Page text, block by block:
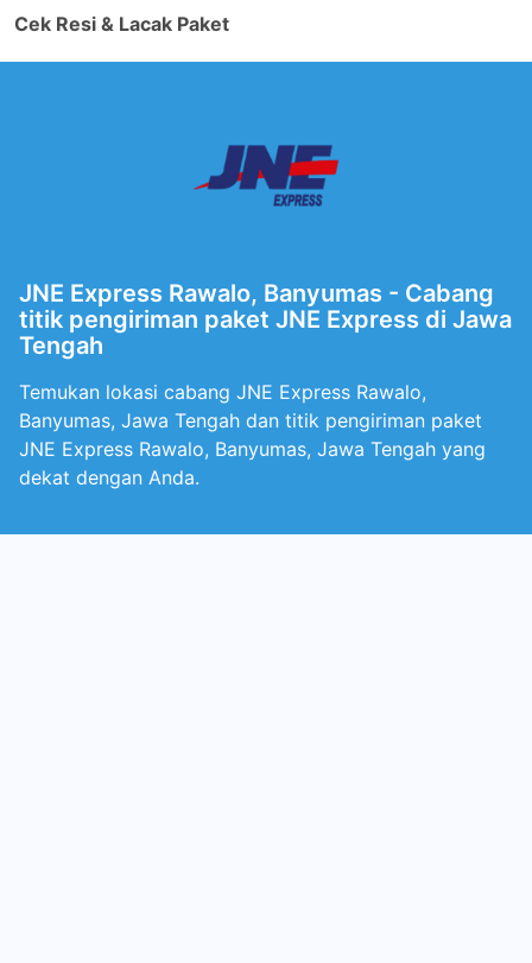
Cek Resi & Lacak Paket
JNE Express Rawalo, Banyumas - Cabang
titik pengiriman paket JNE Express di Jawa
Tengah
Temukan lokasi cabang JNE Express Rawalo,
Banyumas, Jawa Tengah dan titik pengiriman paket
JNE Express Rawalo, Banyumas, Jawa Tengah yang
dekat dengan Anda.